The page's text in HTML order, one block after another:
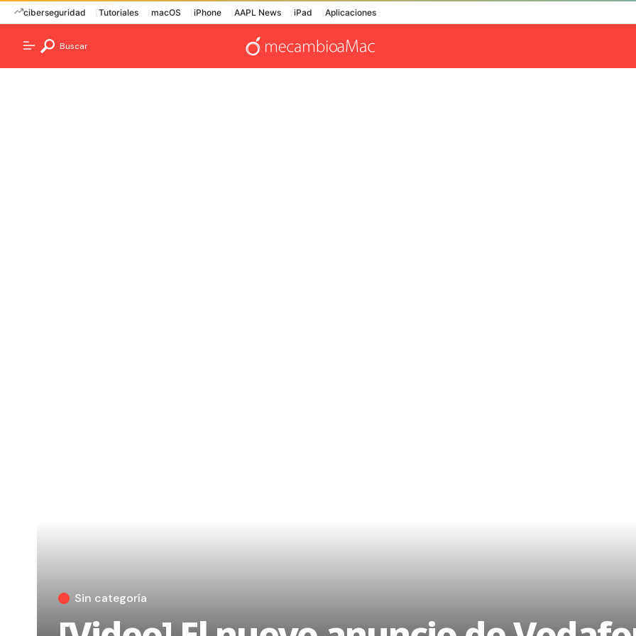
ciberseguridad Tutoriales macOS iPhone AAPL News iPad Aplicaciones
Buscar
Sin categoría